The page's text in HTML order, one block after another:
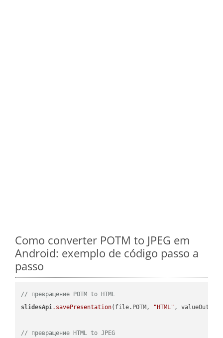
Como converter POTM to JPEG em
Android: exemplo de código passo a
passo
// превращение POTM to HTML
slidesApi.savePresentation(file.POTM, "HTML" ,
// превращение HTML to JPEG